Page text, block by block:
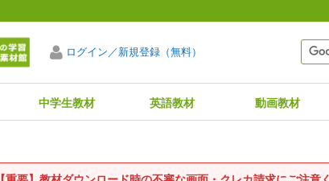
ログイン／新規登録（無料）
中学生教材 英語教材 動画教材